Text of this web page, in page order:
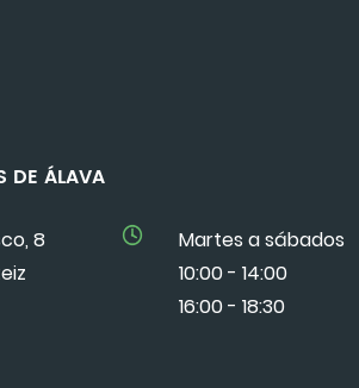
DE ÁLAVA
8
Martes a sábados
10:00 - 14:00
16:00 - 18:30